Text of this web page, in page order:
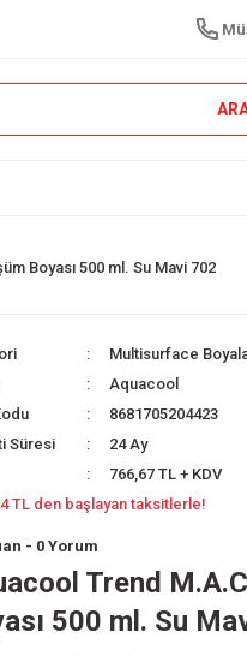
Boyası 500 ml. Su Mavi 702
Multisurface
Aquacool
8681705204423
Süresi
24 Ay
766,67 TL + KDV
TL den başlayan taksitlerle!
- 0 Yorum
Trend
500 ml. Su